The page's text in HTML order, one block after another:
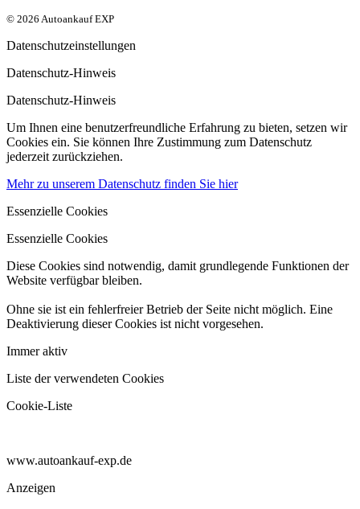
© 2026 Autoankauf EXP
Datenschutzeinstellungen
Datenschutz-Hinweis
Datenschutz-Hinweis
Um Ihnen eine benutzerfreundliche Erfahrung zu bieten, setzen wir
Cookies ein. Sie können Ihre Zustimmung zum Datenschutz
jederzeit zurückziehen.
Mehr zu unserem Datenschutz finden Sie hier
Essenzielle Cookies
Essenzielle Cookies
Diese Cookies sind notwendig, damit grundlegende Funktionen der
Website verfügbar bleiben.
Ohne sie ist ein fehlerfreier Betrieb der Seite nicht möglich. Eine
Deaktivierung dieser Cookies ist nicht vorgesehen.
Immer aktiv
Liste der verwendeten Cookies
Cookie-Liste
www.autoankauf-exp.de
Anzeigen